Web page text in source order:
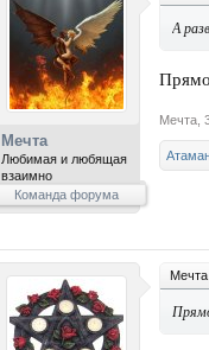
Мечта
Любимая и любящая
взаимно
Команда форума
А
Мечта
Мечта